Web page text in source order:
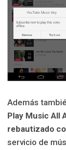
Además
Play Music All
rebautizado
servicio de